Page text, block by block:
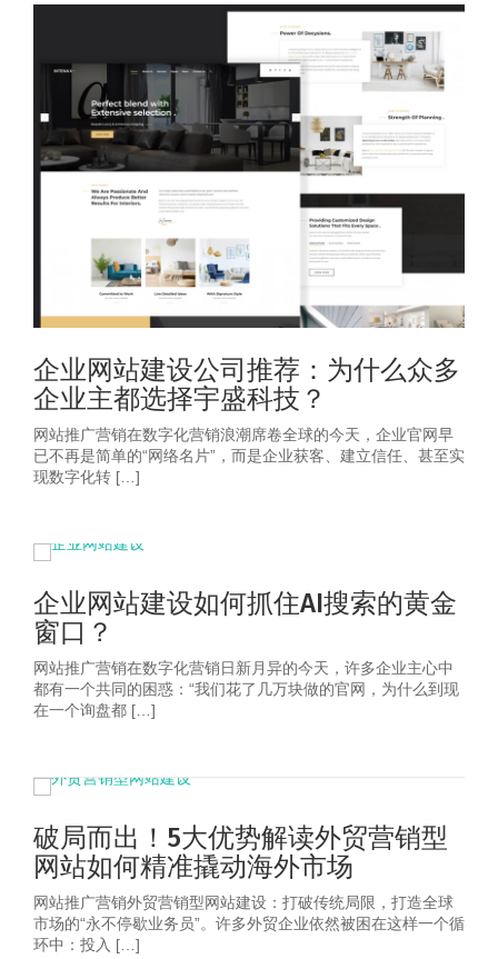
企业网站建设公司推荐：为什么众多
企业主都选择宇盛科技？
网站推广营销在数字化营销浪潮席卷全球的今天，企业官网早
已不再是简单的“网络名片”，而是企业获客、建立信任、甚至实
现数字化转 […]
企业网站建设如何抓住AI搜索的黄金
窗口？
网站推广营销在数字化营销日新月异的今天，许多企业主心中
都有一个共同的困惑：“我们花了几万块做的官网，为什么到现
在一个询盘都 […]
破局而出！5大优势解读外贸营销型
网站如何精准撬动海外市场
网站推广营销外贸营销型网站建设：打破传统局限，打造全球
市场的“永不停歇业务员”。许多外贸企业依然被困在这样一个循
环中：投入 […]